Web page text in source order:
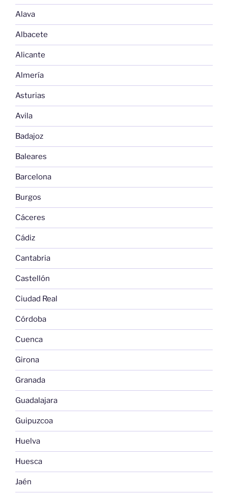
Alava
Albacete
Alicante
Almería
Asturias
Avila
Badajoz
Baleares
Barcelona
Burgos
Cáceres
Cádiz
Cantabria
Castellón
Ciudad Real
Córdoba
Cuenca
Girona
Granada
Guadalajara
Guipuzcoa
Huelva
Huesca
Jaén